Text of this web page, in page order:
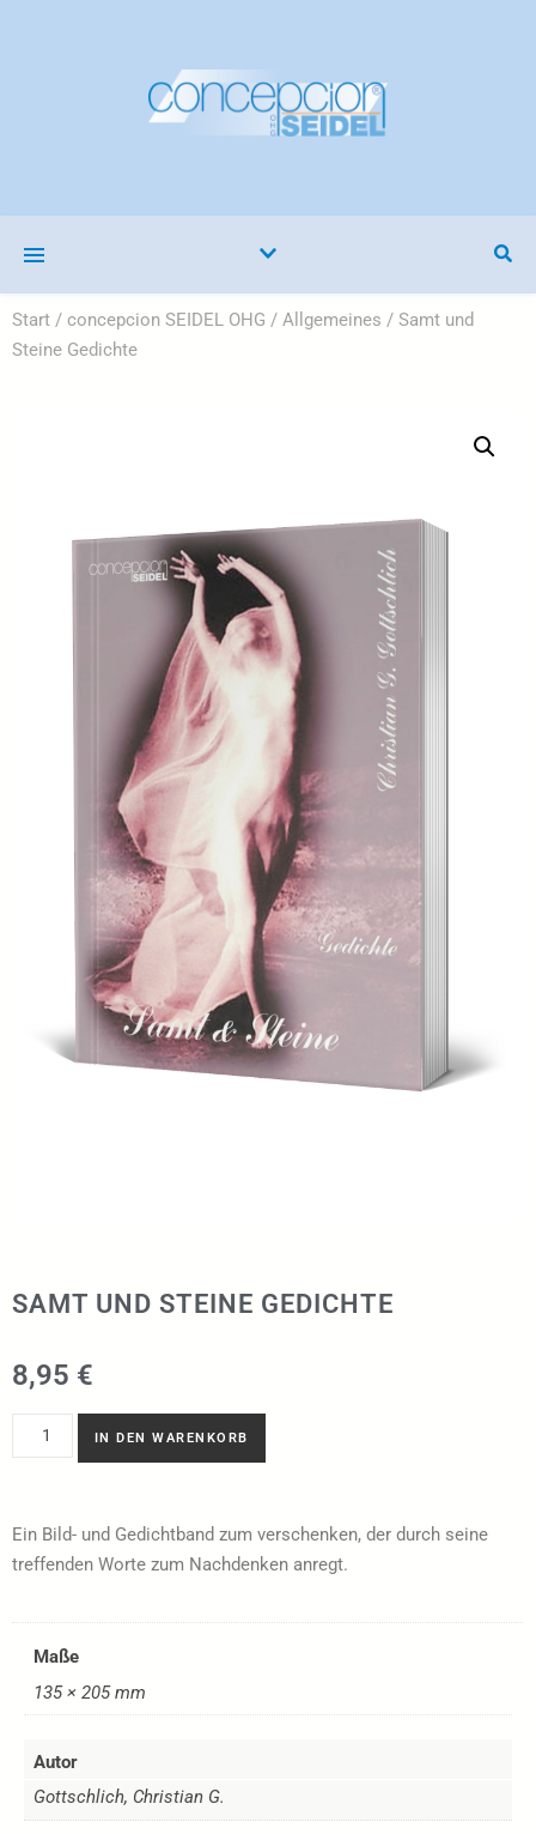
Start / concepcion SEIDEL OHG / Allgemeines / Samt und
Steine Gedichte
SAMT UND STEINE GEDICHTE
8,95 €
IN DEN WARENKORB
Ein Bild- und Gedichtband zum verschenken, der durch seine
treffenden Worte zum Nachdenken anregt.
Maße
135 × 205 mm
Autor
Gottschlich, Christian G.